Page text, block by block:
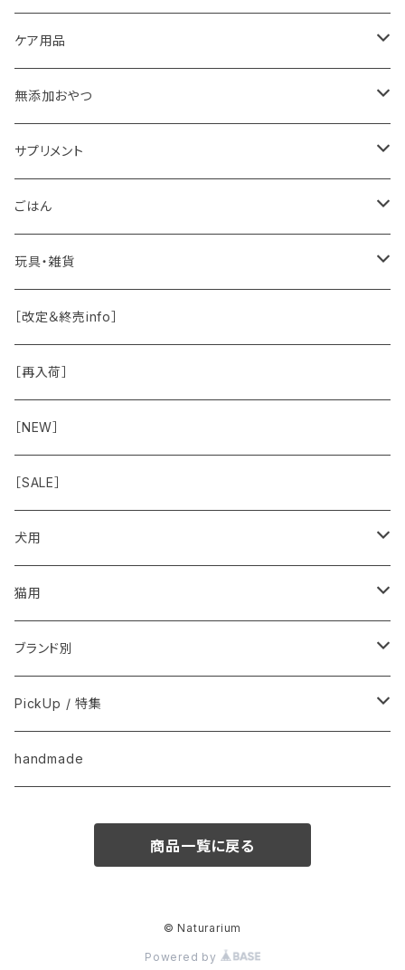
ケア用品
肉球バーム
ドッグソープ
保湿・除菌・虫除け
保湿剤
除菌
おくち・おめめ・おみみ
おくち
おめめ
ブラシと雑貨
無添加おやつ
お肉
お魚
その他（乳製品・果物野菜）
Natural Marche
ちょこっとシリーズ
◾️躾トレーニングに
◾️長く楽しむ用
◾️特別なご褒美/嗜好性高
サプリメント
皮膚被毛
関節・骨
おめめ
おなか
臓-肝腎心膵
免疫力・健康維持
こころ・脳
ごはん
手作り補助
ウェット・お惣菜
ドライ
玩具・雑貨
ノーズワーク・玩具
お散歩用品
オーナー雑貨
［改定＆終売info］
［再入荷］
［NEW］
［SALE］
犬用
フードおやつ
用品
猫用
フードおやつ
用品
ブランド別
Anima Strath
Animal Essentials
PickUp / 特集
換毛期におすすめ
handmade
商品一覧に戻る
© Naturarium
Powered by